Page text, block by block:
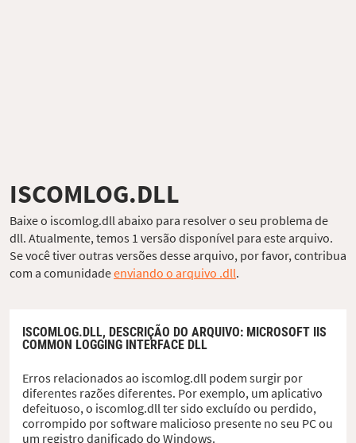
ISCOMLOG.DLL
Baixe o iscomlog.dll abaixo para resolver o seu problema de
dll. Atualmente, temos 1 versão disponível para este arquivo.
Se você tiver outras versões desse arquivo, por favor, contribua
com a comunidadeenviando o arquivo .dll.
ISCOMLOG.DLL, DESCRIÇÃO DO ARQUIVO: MICROSOFT IIS
COMMON LOGGING INTERFACE DLL
Erros relacionados ao iscomlog.dll podem surgir por
diferentes razões diferentes. Por exemplo, um aplicativo
defeituoso, o iscomlog.dll ter sido excluído ou perdido,
corrompido por software malicioso presente no seu PC ou
um registro danificado do Windows.